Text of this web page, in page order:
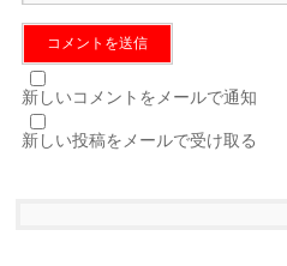
新しいコメントをメールで通知
新しい投稿をメールで受け取る